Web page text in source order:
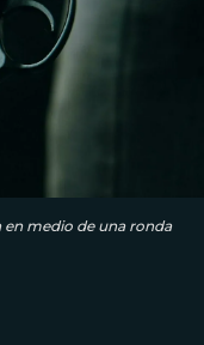
en medio de una ronda